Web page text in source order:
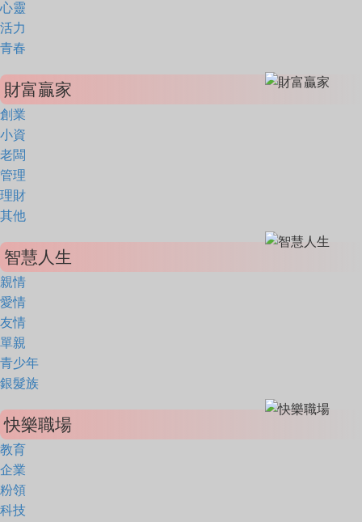
心靈
活力
青春
財富贏家
創業
小資
老闆
管理
理財
其他
智慧人生
親情
愛情
友情
單親
青少年
銀髮族
快樂職場
教育
企業
粉領
科技